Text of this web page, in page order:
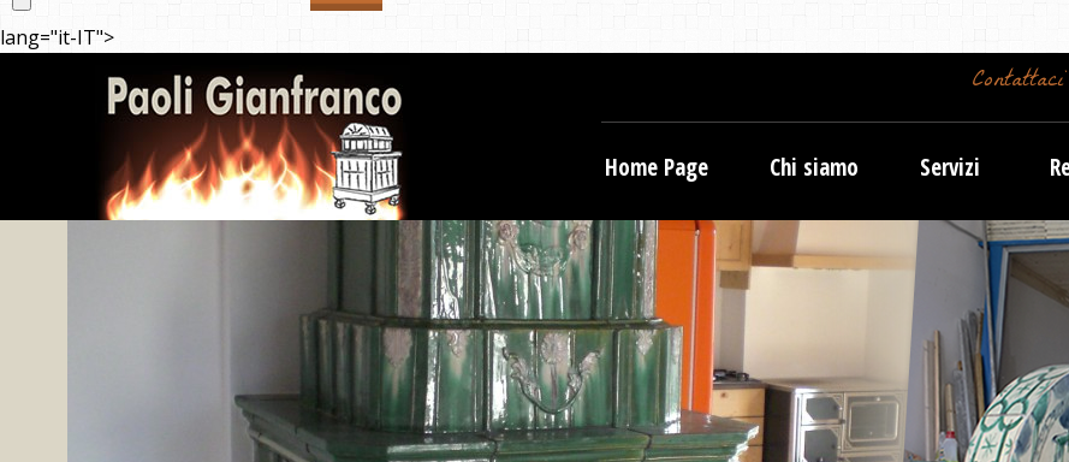
lang="it-IT">
Contattaci
Home Page Chi siamo Servizi